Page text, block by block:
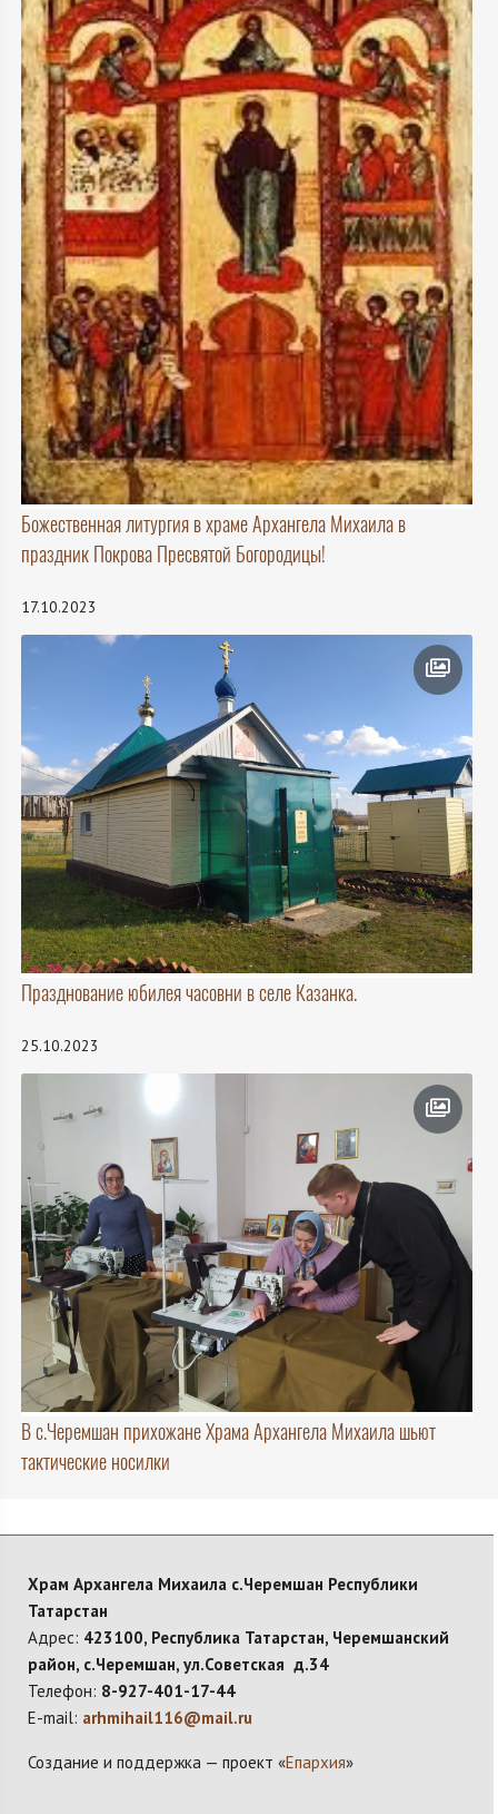
Божественная литургия в храме Архангела Михаила в
праздник Покрова Пресвятой Богородицы!
17.10.2023
Празднование юбилея часовни в селе Казанка.
25.10.2023
В с.Черемшан прихожане Храма Архангела Михаила шьют
тактические носилки
Храм Архангела Михаила с.Черемшан Республики
Татарстан
Адрес: 423100, Республика Татарстан, Черемшанский
район, с.Черемшан, ул.Советская д.34
Телефон: 8-927-401-17-44
E-mail: arhmihail116@mail.ru
Создание и поддержка — проект «Епархия»